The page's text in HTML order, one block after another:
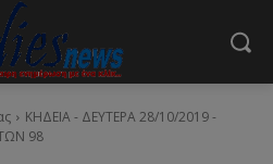
ΚΗΔΕΙΑ - ΔΕΥΤΕΡΑ 28/10/2019 -
98